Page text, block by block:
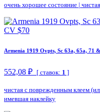
очень хорошее состояние |
Armenia 1919 Ovpts, Sc 63a, 65a, 71
552,08 ₽ [ ставок: 1 ]
чистая с поврежденным клеем
имевшая наклейку